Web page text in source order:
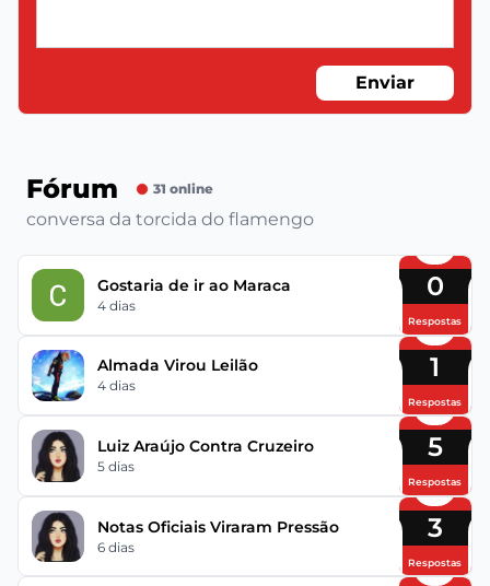
Enviar
Fórum 31 online
conversa da torcida do flamengo
Gostaria de ir ao Maraca
4 dias
0
Respostas
Almada Virou Leilão
4 dias
1
Respostas
Luiz Araújo Contra Cruzeiro
5 dias
5
Respostas
Notas Oficiais Viraram Pressão
6 dias
3
Respostas